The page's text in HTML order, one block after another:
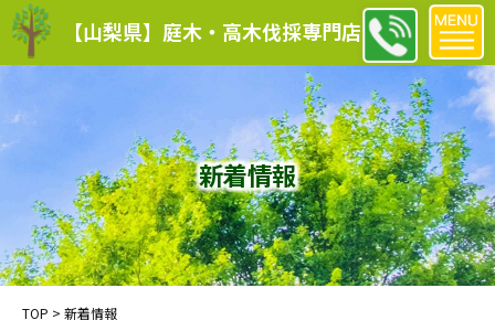
【山梨県】庭木・高木伐採専門店
新着情報
TOP > 新着情報